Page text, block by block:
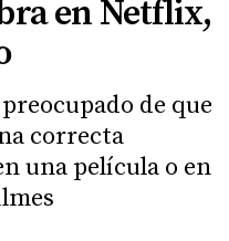
en Netflix,
de que
correcta
una película o en